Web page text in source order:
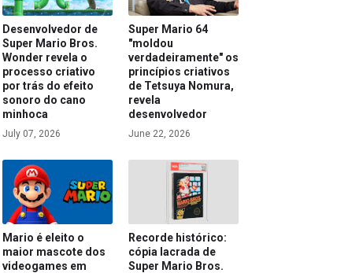
Desenvolvedor de
Super Mario Bros.
Wonder revela o
processo criativo
por trás do efeito
sonoro do cano
minhoca
July 07, 2026
Super Mario 64
"moldou
verdadeiramente" os
princípios criativos
de Tetsuya Nomura,
revela
desenvolvedor
June 22, 2026
Mario é eleito o
maior mascote dos
videogames em
Recorde histórico:
cópia lacrada de
Super Mario Bros.